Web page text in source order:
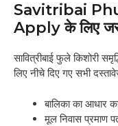
Savitribai
Apply के लिए
सावित्रीबाई फुले किशोरी
लिए नीचे दिए गए सभी
बालिका का आधार
मूल निवास प्रमाण